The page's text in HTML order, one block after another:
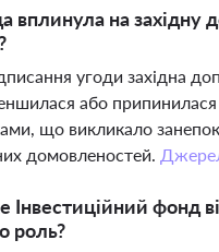
вплинула на західну
угоди західна
або
що викликало
домовленостей.
Інвестиційний фонд
роль?